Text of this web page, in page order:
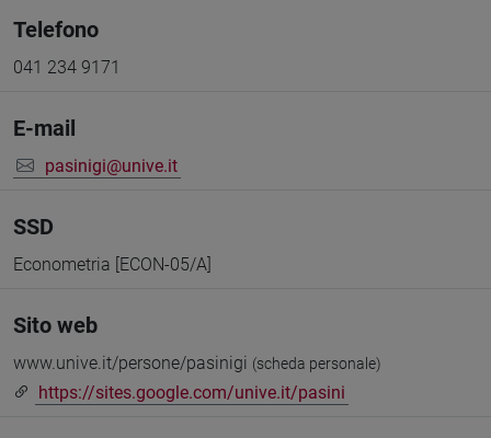
Telefono
041 234 9171
E-mail
pasinigi@unive.it
SSD
Econometria [ECON-05/A]
Sito web
www.unive.it/persone/pasinigi (scheda personale)
https://sites.google.com/unive.it/pasini